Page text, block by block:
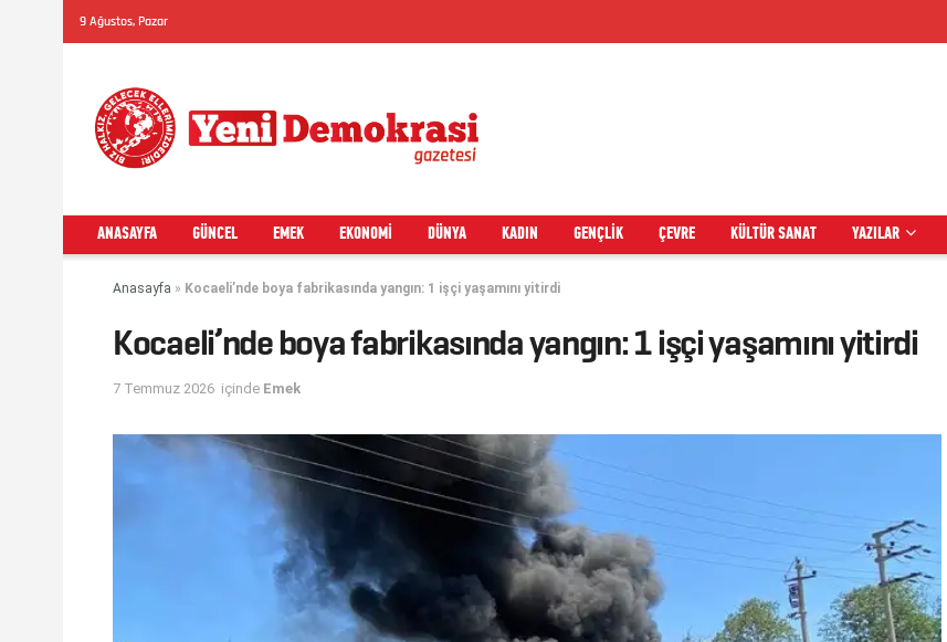
9 Ağustos, Pazar
ANASAYFA GÜNCEL EMEK EKONOMI DÜNYA KADIN GENÇLIK ÇEVRE KÜLTÜR SANAT YAZILAR
Anasayfa » Kocaeli’nde boya fabrikasında yangın: 1 işçi yaşamını yitirdi
Kocaeli’nde boya fabrikasında yangın: 1 işçi yaşamını yitirdi
7 Temmuz 2026 içinde Emek